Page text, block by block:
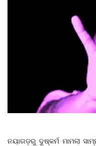
ନୟାଗଡ଼ରୁ ଦୁଷ୍କର୍ମ ମାମଲା